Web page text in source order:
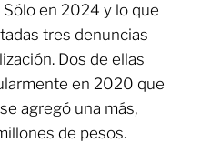
Sólo en 2024 y lo que
tres denuncias
Dos de ellas
en 2020 que
agregó una más,
de pesos.